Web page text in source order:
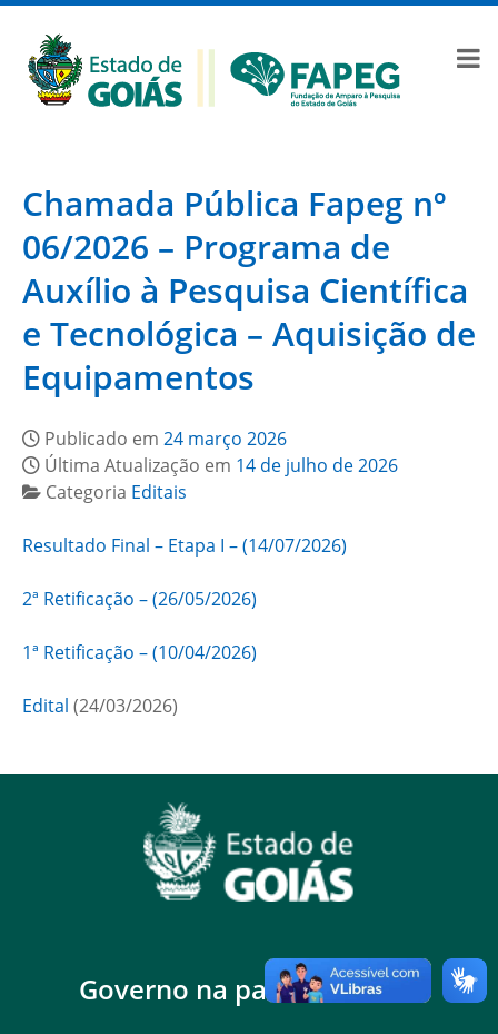
Chamada Pública Fapeg nº
06/2026 – Programa de
Auxílio à Pesquisa Científica
e Tecnológica – Aquisição de
Equipamentos
Publicado em 24 março 2026
Última Atualização em 14 de julho de 2026
Categoria Editais
Resultado Final – Etapa I – (14/07/2026)
2ª Retificação – (26/05/2026)
1ª Retificação – (10/04/2026)
Edital (24/03/2026)
Governo na palma da mão